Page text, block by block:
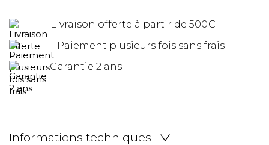
Livraison offerte à partir de 500€
Paiement plusieurs fois sans frais
Garantie 2 ans
Informations techniques